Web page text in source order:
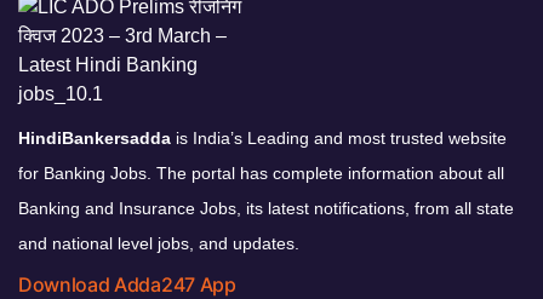
HindiBankersadda is India’s Leading and most trusted website
for Banking Jobs. The portal has complete information about all
Banking and Insurance Jobs, its latest notifications, from all state
and national level jobs, and updates.
Download Adda247 App